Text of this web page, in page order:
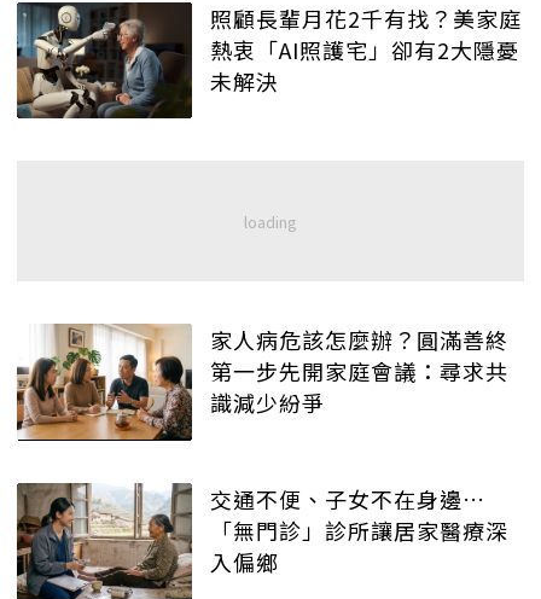
照顧長輩月花2千有找？美家庭
熱衷「AI照護宅」卻有2大隱憂
未解決
家人病危該怎麼辦？圓滿善終
第一步先開家庭會議：尋求共
識減少紛爭
交通不便、子女不在身邊…
「無門診」診所讓居家醫療深
入偏鄉